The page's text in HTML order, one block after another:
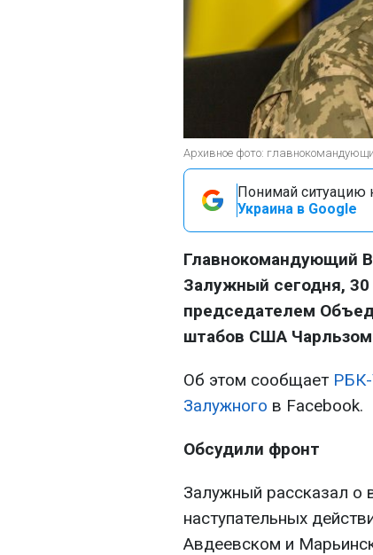
Архивное фото:
Понимай ситуацию
Украина в Google
Главнокомандующий
Залужный сегодня,
председателем
штабов США
Об этом сообщает РБК-
Залужного в Facebook.
Обсудили фронт
Залужный рассказал о
наступательных
Авдеевском и